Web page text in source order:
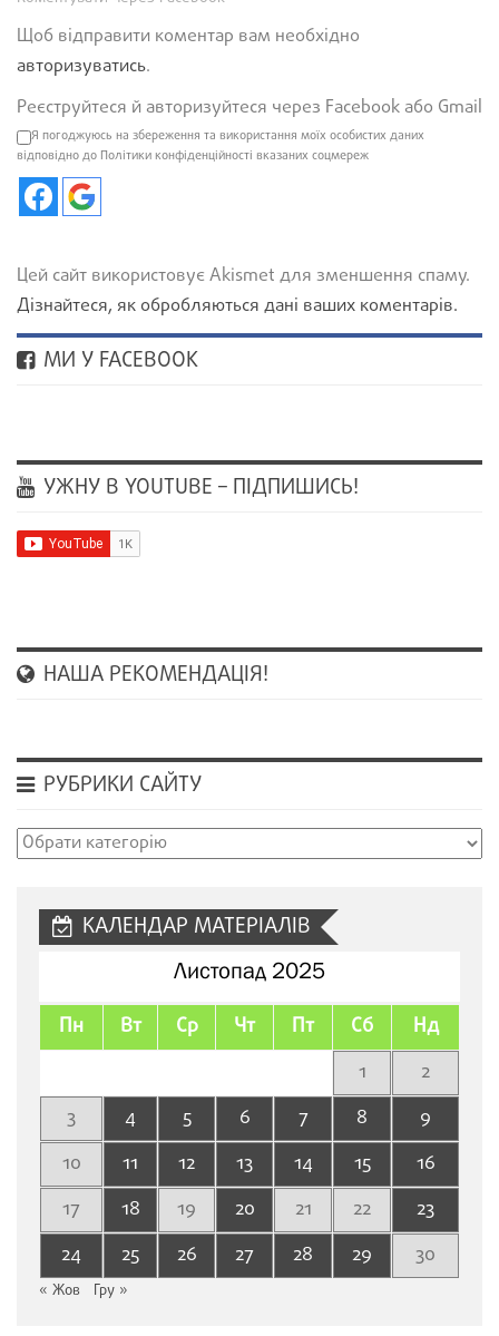
Щоб відправити коментар вам необхідно
авторизуватись.
Реєструйтеся й авторизуйтеся через Facebook або Gmail
Я погоджуюсь на збереження та використання моїх особистих даних
відповідно до Політики конфіденційності вказаних соцмереж
Цей сайт використовує Akismet для зменшення спаму.
Дізнайтеся, як обробляються дані ваших коментарів.
МИ У FACEBOOK
УЖНУ В YOUTUBE – ПІДПИШИСЬ!
НАША РЕКОМЕНДАЦІЯ!
РУБРИКИ САЙТУ
Рубрики
КАЛЕНДАР МАТЕРІАЛІВ
Листопад 2025
Пн Вт Ср Чт Пт Сб Нд
1
2
3
4 5 6 7 8
9
10
11 12 13 14 15
16
17
18 19 20 21 22
23
24
25 26 27 28 29 30
« Жов Гру »